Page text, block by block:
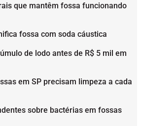
que mantêm fossa funcionando
fossa com soda cáustica
de lodo antes de R$ 5 mil em
em SP precisam limpeza a cada
sobre bactérias em fossas